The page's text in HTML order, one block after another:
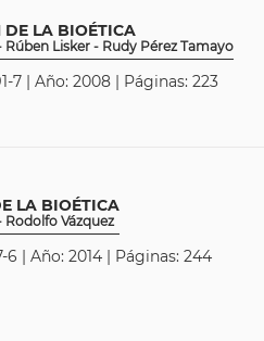
DE LA BIOÉTICA
Lisker - Rudy Pérez Tamayo
7 | Año: 2008 | Páginas: 223
LA BIOÉTICA
Rodolfo Vázquez
6 | Año: 2014 | Páginas: 244